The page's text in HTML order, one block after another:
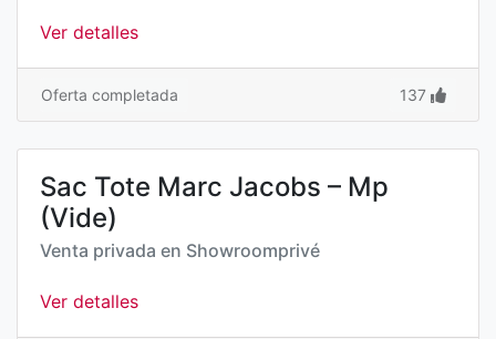
Ver detalles
Oferta completada 137
Sac Tote Marc Jacobs – Mp
(Vide)
Venta privada en Showroomprivé
Ver detalles